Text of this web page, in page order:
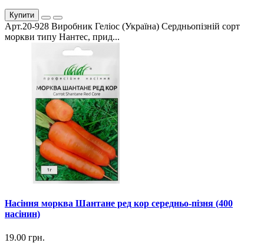
Купити
Арт.20-928 Виробник Геліос (Україна) Сердньопізній сорт
моркви типу Нантес, прид...
Насіння морква Шантане ред кор середньо-пізня (400
насінин)
19.00 грн.